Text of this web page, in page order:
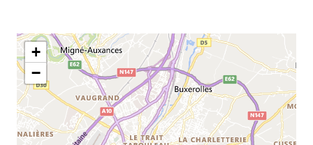
+
−
e
k
it
d
e